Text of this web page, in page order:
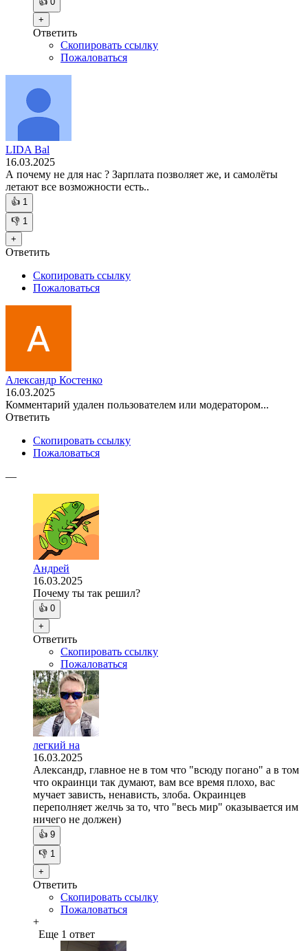
+
Ответить
Скопировать ссылку
Пожаловаться
LIDA Bal
16.03.2025
А почему не для нас ? Зарплата позволяет же, и самолёты
летают все возможности есть..
👍 1
👎 1
+
Ответить
Скопировать ссылку
Пожаловаться
Александр Костенко
16.03.2025
Комментарий удален пользователем или модератором...
Ответить
Скопировать ссылку
Пожаловаться
—
Андрей
16.03.2025
Почему ты так решил?
👍 0
+
Ответить
Скопировать ссылку
Пожаловаться
легкий на
16.03.2025
Александр, главное не в том что "всюду погано" а в том
что окраинци так думают, вам все время плохо, вас
мучает зависть, ненависть, злоба. Окраинцев
переполняет желчь за то, что "весь мир" оказывается им
ничего не должен)
👍 9
👎 1
+
Ответить
Скопировать ссылку
Пожаловаться
+
Еще 1 ответ